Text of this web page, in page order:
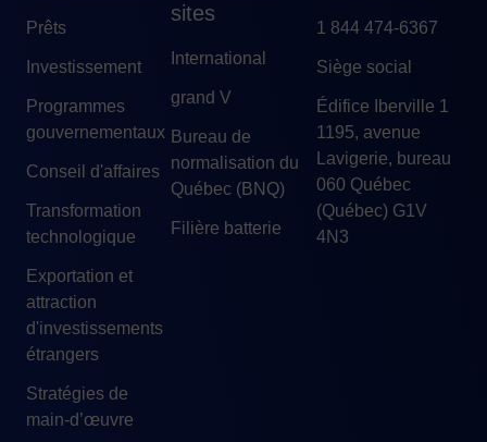
Prêts
Investissement
Programmes
gouvernementaux
Conseil d'affaires
Transformation
technologique
Exportation et
attraction
d'investissements
étrangers
Stratégies de
main-d’œuvre
sites
International
grand V
Bureau de
normalisation du
Québec (BNQ)
Filière batterie
1 844 474-6367
Siège social
Édifice Iberville 1
1195, avenue
Lavigerie, bureau
060 Québec
(Québec) G1V
4N3